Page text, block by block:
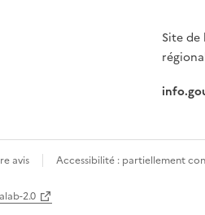
Site
avis Accessibilité : partiellement
2.0